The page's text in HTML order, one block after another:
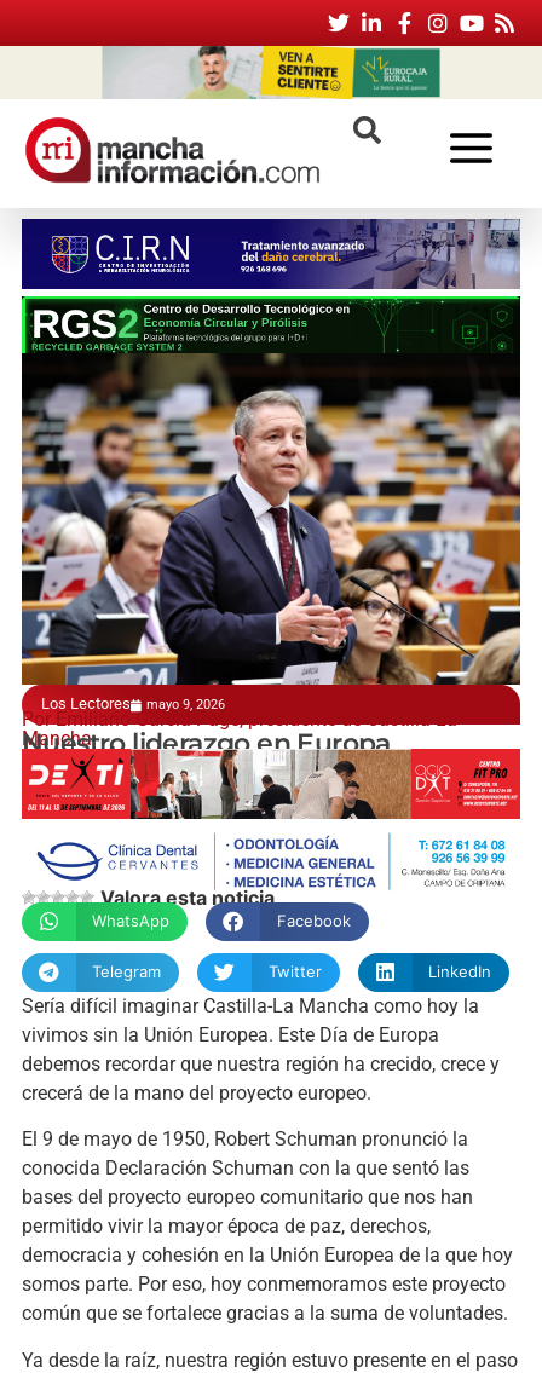
Los Lectores mayo 9, 2026
Por Emiliano García-Page, presidente de Castilla-La
Mancha
Nuestro liderazgo en Europa
manchainformacion.com
Valora esta noticia
WhatsApp Facebook
Telegram Twitter LinkedIn
Sería difícil imaginar Castilla-La Mancha como hoy la
vivimos sin la Unión Europea. Este Día de Europa
debemos recordar que nuestra región ha crecido, crece y
crecerá de la mano del proyecto europeo.
El 9 de mayo de 1950, Robert Schuman pronunció la
conocida Declaración Schuman con la que sentó las
bases del proyecto europeo comunitario que nos han
permitido vivir la mayor época de paz, derechos,
democracia y cohesión en la Unión Europea de la que hoy
somos parte. Por eso, hoy conmemoramos este proyecto
común que se fortalece gracias a la suma de voluntades.
Ya desde la raíz, nuestra región estuvo presente en el paso